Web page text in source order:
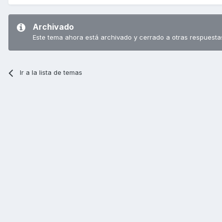
Archivado
Este tema ahora está archivado y cerrado a otras
Ir a la lista de temas